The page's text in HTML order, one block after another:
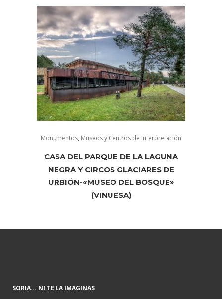
Monumentos, Museos y Centros de Interpretación
CASA DEL PARQUE DE LA LAGUNA
NEGRA Y CIRCOS GLACIARES DE
URBIÓN-«MUSEO DEL BOSQUE»
(VINUESA)
SORIA... NI TE LA IMAGINAS